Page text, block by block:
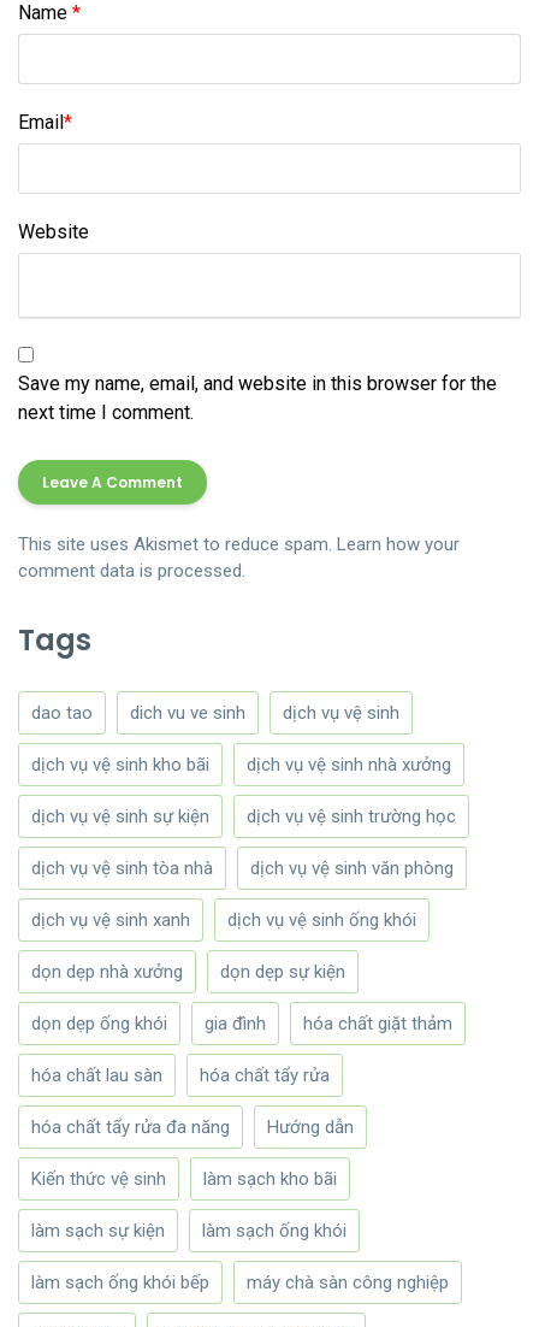
Name *
Email *
Website
Save my name, email, and website in this browser for the
next time I comment.
This site uses Akismet to reduce spam. Learn how your
comment data is processed.
Tags
dao tao dich vu ve sinh dịch vụ vệ sinh
dịch vụ vệ sinh kho bãi dịch vụ vệ sinh nhà xưởng
dịch vụ vệ sinh sự kiện dịch vụ vệ sinh trường học
dịch vụ vệ sinh tòa nhà dịch vụ vệ sinh văn phòng
dịch vụ vệ sinh xanh dịch vụ vệ sinh ống khói
dọn dẹp nhà xưởng dọn dẹp sự kiện
dọn dẹp ống khói gia đình hóa chất giặt thảm
hóa chất lau sàn hóa chất tẩy rửa
hóa chất tẩy rửa đa năng Hướng dẫn
Kiến thức vệ sinh làm sạch kho bãi
làm sạch sự kiện làm sạch ống khói
làm sạch ống khói bếp máy chà sàn công nghiệp